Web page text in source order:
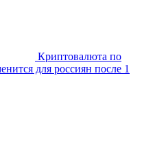
Криптовалюта по
для россиян после 1